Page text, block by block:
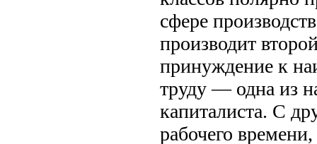
сфере
производит
принуждение к
труду — одна из
капиталиста. С
рабочего